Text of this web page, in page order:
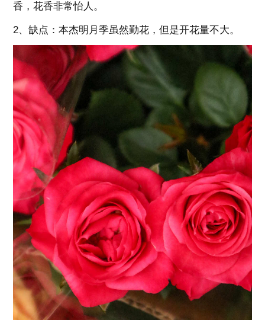
香，花香非常怡人。
2、缺点：本杰明月季虽然勤花，但是开花量不大。